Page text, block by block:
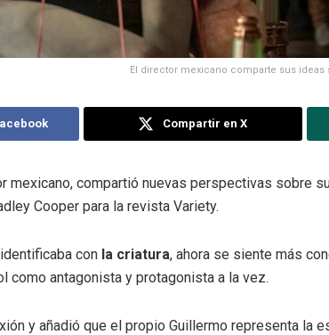
El director mexicano comparte sus
Compartir en X
mexicano, compartió nuevas perspectivas sobre
Cooper para la revista Variety.
con la criatura, ahora se siente más
como antagonista y protagonista a la vez.
y añadió que el propio Guillermo representa la